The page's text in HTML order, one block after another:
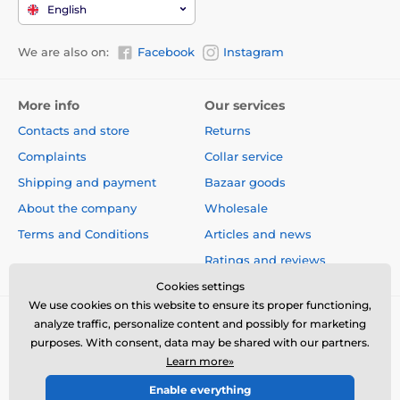
(3b406) 18 mg, organické železo (3b106) 75 mg,
organický selen (3b810) 0,16 mg. Obsahuje
rostlinných olejů (1b306(i)), askorbyl palmitát (1b304) a
Metabolizovatelná energie:
3860 kcal/kg.
Při váze psa nad 10 kg krmte řadou Adult Medium
Breed (dospělý pes střední plemena).
Technical specifications are subject to change without
notice. Images are for illustrative purposes only.
English
We are also on: Facebook Instagram
More info
Contacts and store
Complaints
Shipping and payment
About the company
Terms and Conditions
Our services
Returns
Collar service
Bazaar goods
Wholesale
Articles and news
Ratings and reviews
© 2026 www.electric-collars.com ⦁ E-shop created by
Cookies settings
We use cookies on this website to ensure its proper functioning,
analyze traffic, personalize content and possibly for marketing
purposes. With consent, data may be shared with our partners.
Learn more»
Enable everything